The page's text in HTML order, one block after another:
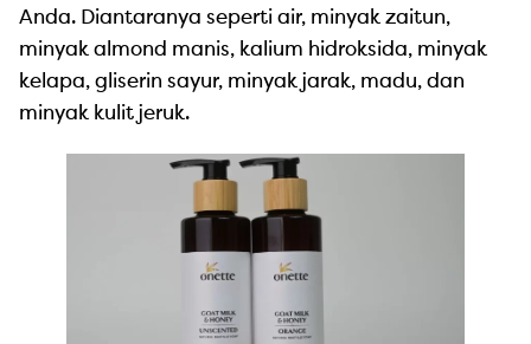
Anda. Diantaranya seperti air, minyak zaitun,
minyak almond manis, kalium hidroksida, minyak
kelapa, gliserin sayur, minyak jarak, madu, dan
minyak kulit jeruk.